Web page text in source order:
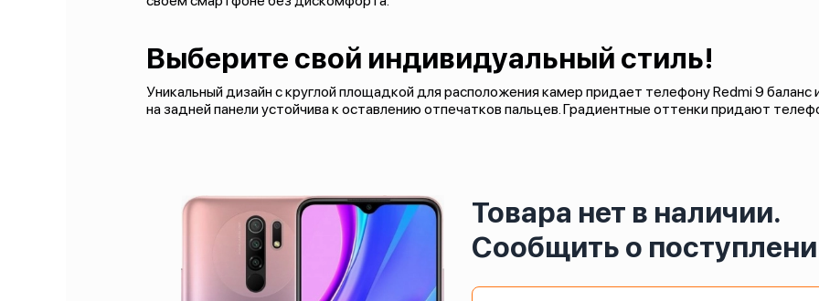
Выберите свой индивидуальный стиль!
Уникальный дизайн с круглой площадкой для расположения камер придает телефону Redmi 9 баланс
на задней панели устойчива к оставлению отпечатков пальцев. Градиентные оттенки придают
Товара нет в наличии.
Сообщить о